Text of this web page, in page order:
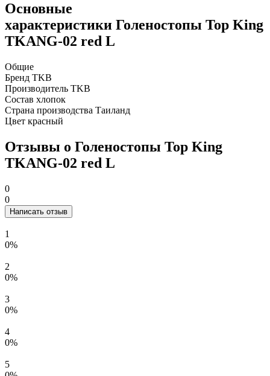
Основные
характеристики Голеностопы Top King
TKANG-02 red L
Общие
Бренд TKB
Производитель TKB
Состав хлопок
Страна производства Таиланд
Цвет красный
Отзывы о Голеностопы Top King
TKANG-02 red L
0
0
Написать отзыв
1
0%
2
0%
3
0%
4
0%
5